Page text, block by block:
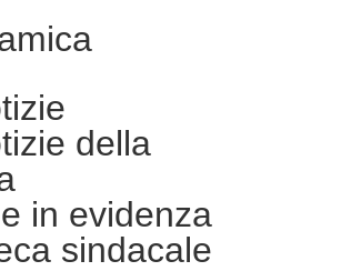
della
in evidenza
sindacale